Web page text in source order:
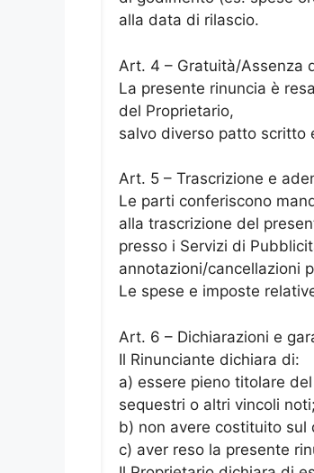
alla data di rilascio.
Art. 4 – Gratuità/Assenza
La presente rinuncia è
del Proprietario,
salvo diverso patto scritto
Art. 5 – Trascrizione e
Le parti conferiscono
alla trascrizione del
presso i Servizi di
annotazioni/cancellazioni
Le spese e imposte relative
Art. 6 – Dichiarazioni e
Il Rinunciante dichiara di:
a) essere pieno titolare
sequestri o altri vincoli noti;
b) non avere costituito
c) aver reso la presente